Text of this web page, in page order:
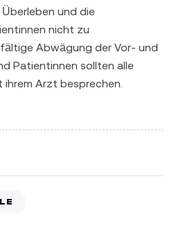
und die
nicht zu
Abwägung der Vor- und
Patientinnen sollten alle
ihrem Arzt besprechen.